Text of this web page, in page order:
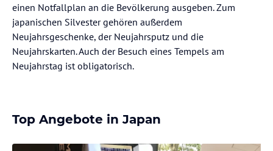
einen Notfallplan an die Bevölkerung ausgeben. Zum
japanischen Silvester gehören außerdem
Neujahrsgeschenke, der Neujahrsputz und die
Neujahrskarten. Auch der Besuch eines Tempels am
Neujahrstag ist obligatorisch.
Top Angebote in Japan